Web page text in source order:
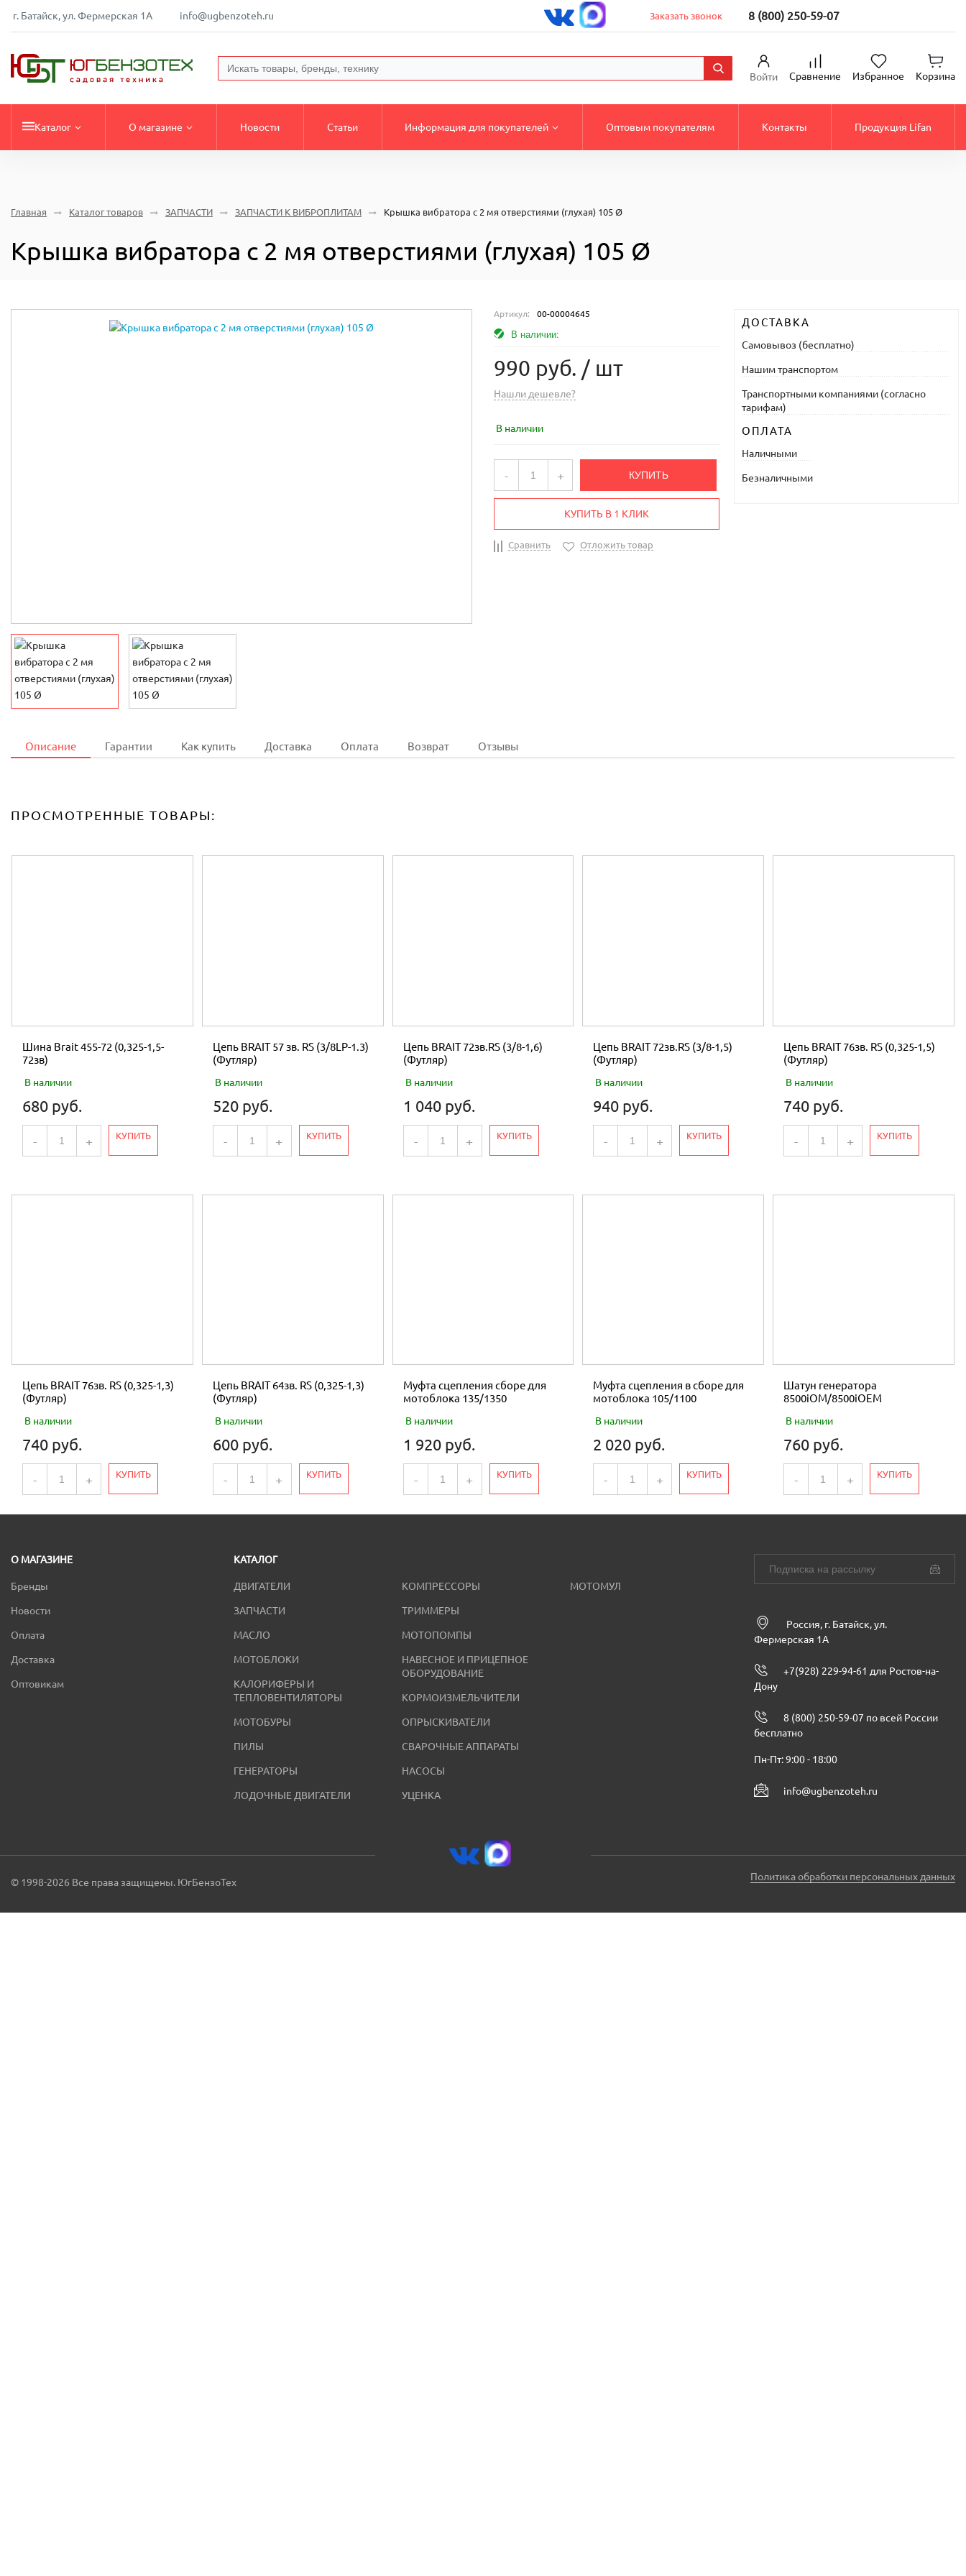
г. Батайск, ул. Фермерская 1А info@ugbenzoteh.ru Заказать звонок 8 (800) 250-59-07
Войти Сравнение Избранное Корзина
Каталог О магазине Новости Статьи Информация для покупателей Оптовым покупателям Контакты Продукция Lifan
Главная Каталог товаров ЗАПЧАСТИ ЗАПЧАСТИ К ВИБРОПЛИТАМ Крышка вибратора с 2 мя отверстиями (глухая) 105 Ø
Крышка вибратора с 2 мя отверстиями (глухая) 105 Ø
Артикул: 00-00004645
В наличии:
990 руб. / шт
Нашли дешевле?
В наличии
- + КУПИТЬ
КУПИТЬ В 1 КЛИК
Сравнить Отложить товар
ДОСТАВКА
Самовывоз (бесплатно)
Нашим транспортом
Транспортными компаниями (согласно
тарифам)
ОПЛАТА
Наличными
Безналичными
Описание Гарантии Как купить Доставка Оплата Возврат Отзывы
ПРОСМОТРЕННЫЕ ТОВАРЫ:
Шина Brait 455-72 (0,325-1,5-
72зв)
В наличии
680 руб.
- + КУПИТЬ
Цепь BRAIT 57 зв. RS (3/8LP-1.3)
(Футляр)
В наличии
520 руб.
- + КУПИТЬ
Цепь BRAIT 72зв.RS (3/8-1,6)
(Футляр)
В наличии
1 040 руб.
- + КУПИТЬ
Цепь BRAIT 72зв.RS (3/8-1,5)
(Футляр)
В наличии
940 руб.
- + КУПИТЬ
Цепь BRAIT 76зв. RS (0,325-1,5)
(Футляр)
В наличии
740 руб.
- + КУПИТЬ
Цепь BRAIT 76зв. RS (0,325-1,3)
(Футляр)
В наличии
740 руб.
- + КУПИТЬ
Цепь BRAIT 64зв. RS (0,325-1,3)
(Футляр)
В наличии
600 руб.
- + КУПИТЬ
Муфта сцепления сборе для
мотоблока 135/1350
В наличии
1 920 руб.
- + КУПИТЬ
Муфта сцепления в сборе для
мотоблока 105/1100
В наличии
2 020 руб.
- + КУПИТЬ
Шатун генератора
8500iOM/8500iOEM
В наличии
760 руб.
- + КУПИТЬ
О МАГАЗИНЕ
Бренды
Новости
Оплата
Доставка
Оптовикам
КАТАЛОГ
ДВИГАТЕЛИ
ЗАПЧАСТИ
МАСЛО
МОТОБЛОКИ
КАЛОРИФЕРЫ И
ТЕПЛОВЕНТИЛЯТОРЫ
МОТОБУРЫ
ПИЛЫ
ГЕНЕРАТОРЫ
ЛОДОЧНЫЕ ДВИГАТЕЛИ
КОМПРЕССОРЫ
ТРИММЕРЫ
МОТОПОМПЫ
НАВЕСНОЕ И ПРИЦЕПНОЕ
ОБОРУДОВАНИЕ
КОРМОИЗМЕЛЬЧИТЕЛИ
ОПРЫСКИВАТЕЛИ
СВАРОЧНЫЕ АППАРАТЫ
НАСОСЫ
УЦЕНКА
МОТОМУЛ
Россия, г. Батайск, ул.
Фермерская 1А
+7(928) 229-94-61 для Ростов-на-
Дону
8 (800) 250-59-07 по всей России
бесплатно
Пн-Пт: 9:00 - 18:00
info@ugbenzoteh.ru
© 1998-2026 Все права защищены. ЮгБензоТех Политика обработки персональных данных